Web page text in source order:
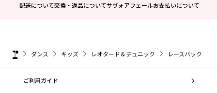
配送について交換・返品についてサヴォアフェールお支払いについて
ダンス キッズ レオタード＆チュニック レースバック レ
ご利用ガイド